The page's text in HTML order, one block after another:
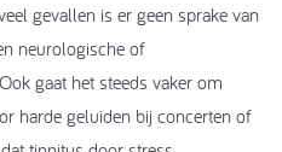
gevallen is er geen sprake van
neurologische of
gaat het steeds vaker om
harde geluiden bij concerten of